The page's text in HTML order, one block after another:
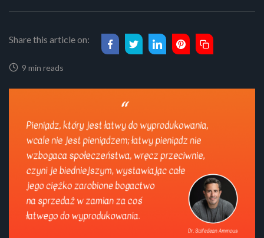
Share this article on:
9 min reads